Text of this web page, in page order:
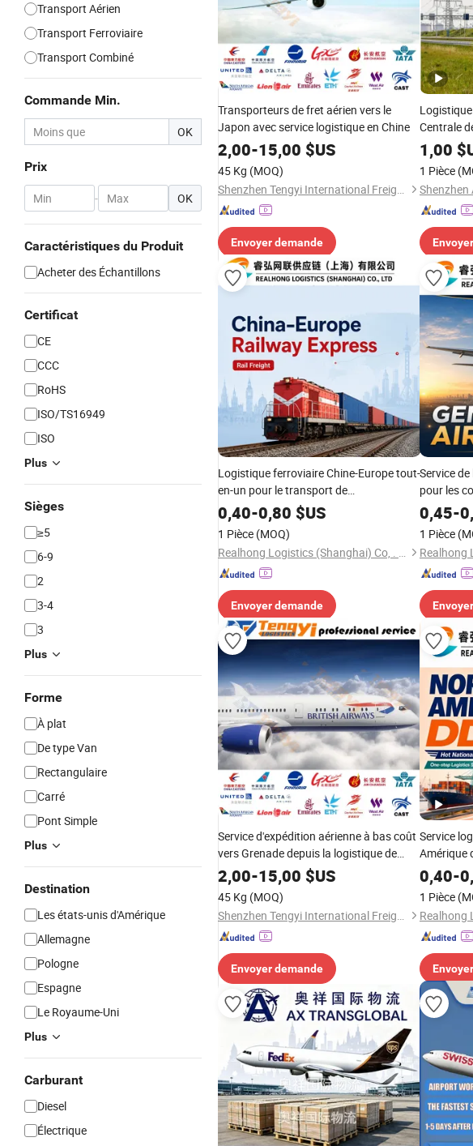
Transport Aérien
Transport Ferroviaire
Transport Combiné
Commande Min.
OK
Prix
- OK
Caractéristiques du Produit
Acheter des Échantillons
Certificat
CE
CCC
RoHS
ISO/TS16949
ISO
Plus
Sièges
≥5
6-9
2
3-4
3
Plus
Forme
À plat
De type Van
Rectangulaire
Carré
Pont Simple
Plus
Destination
Les états-unis d'Amérique
Allemagne
Pologne
Espagne
Le Royaume-Uni
Plus
Carburant
Diesel
Électrique
Transporteurs de fret aérien vers le
Japon avec service logistique en Chine
2,00-15,00 $US
45 Kg (MOQ)
Shenzhen Tengyi International Freight Agency Co., Ltd.
Envoyer demande
Centrale
en vrac et
1,00
1 Pièce
Logistique ferroviaire Chine-Europe tout-
en-un pour le transport de
marchandises des fournisseurs et le
réapprovisionnement des entrepôts
0,40-0,80 $US
1 Pièce (MOQ)
Realhong Logistics (Shanghai) Co, . Ltd
Envoyer demande
Service
pour les
0,45-
1 Pièce
Service d'expédition aérienne à bas coût
vers Grenade depuis la logistique de
Chine
2,00-15,00 $US
45 Kg (MOQ)
Shenzhen Tengyi International Freight Agency Co., Ltd.
Envoyer demande
Service
Amérique
0,40-
1 Pièce